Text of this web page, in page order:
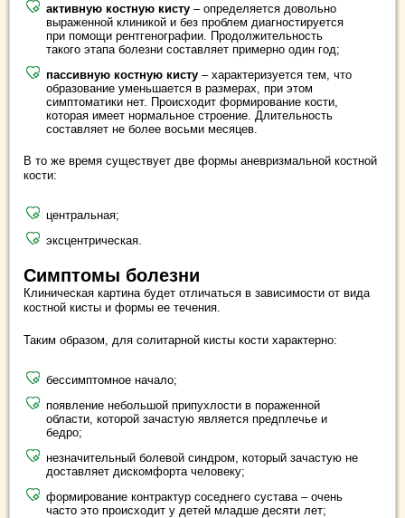
активную костную кисту – определяется довольно
выраженной клиникой и без проблем диагностируется
при помощи рентгенографии. Продолжительность
такого этапа болезни составляет примерно один год;
пассивную костную кисту – характеризуется тем, что
образование уменьшается в размерах, при этом
симптоматики нет. Происходит формирование кости,
которая имеет нормальное строение. Длительность
составляет не более восьми месяцев.
В то же время существует две формы аневризмальной костной
кости:
центральная;
эксцентрическая.
Симптомы болезни
Клиническая картина будет отличаться в зависимости от вида
костной кисты и формы ее течения.
Таким образом, для солитарной кисты кости характерно:
бессимптомное начало;
появление небольшой припухлости в пораженной
области, которой зачастую является предплечье и
бедро;
незначительный болевой синдром, который зачастую не
доставляет дискомфорта человеку;
формирование контрактур соседнего сустава – очень
часто это происходит у детей младше десяти лет;